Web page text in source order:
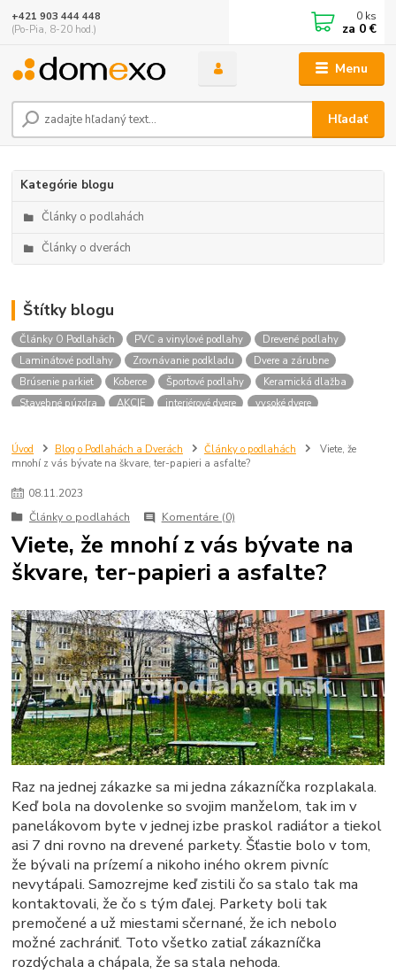
Menu
Hľadať
+421 903 444 448
(Po-Pia, 8-20 hod.)
0 ks
za 0 €
Kategórie blogu
Články o podlahách
Články o dverách
Štítky blogu
Články O Podlahách PVC a vinylové podlahy
Drevené podlahy
Laminátové podlahy
Zrovnávanie podkladu
Dvere a zárubne
Brúsenie parkiet
Koberce Športové podlahy
Keramická dlažba
Stavebné púzdra
AKCIE interiérové dvere
vysoké dvere
dvere na mieru
Úvod Blog o Podlahách a Dverách Články o podlahách
Viete, že
mnohí z vás bývate na škvare, ter-papieri a asfalte?
08.11.2023
Články o podlahách
Komentáre (0)
Viete, že mnohí z vás bývate na
škvare, ter-papieri a asfalte?
Raz na jednej zákazke sa mi jedna zákazníčka rozplakala.
Keď bola na dovolenke so svojim manželom, tak im v
panelákovom byte v jednej izbe praskol radiátor a tiekol
asi 7 dni rovno na drevené parkety. Šťastie bolo v tom,
že bývali na prízemí a nikoho iného okrem pivníc
nevytápali. Samozrejme keď zistili čo sa stalo tak ma
kontaktovali, že čo s tým ďalej. Parkety boli tak
premočené a už miestami sčernané, že ich nebolo
možné zachrániť. Toto všetko zatiaľ zákazníčka
rozdýchala a chápala, že sa stala nehoda.